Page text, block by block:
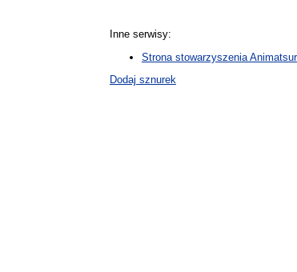
Inne serwisy:
Strona stowarzyszenia
Dodaj sznurek